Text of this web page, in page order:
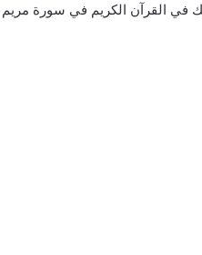
في القرآن الكريم في سورة مريم